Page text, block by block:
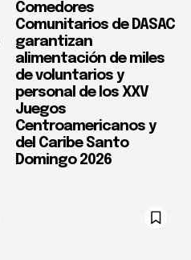
Comedores
Comunitarios de DASAC
garantizan
alimentación de miles
de voluntarios y
personal de los XXV
Juegos
Centroamericanos y
del Caribe Santo
Domingo 2026